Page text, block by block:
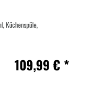
Küchenspüle,
109,99 € *